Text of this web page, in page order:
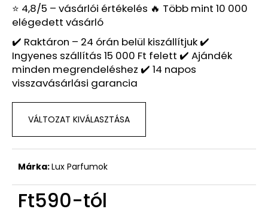
⭐ 4,8/5 – vásárlói értékelés 🔥 Több mint 10 000
elégedett vásárló
✔️ Raktáron – 24 órán belül kiszállítjuk ✔️
Ingyenes szállítás 15 000 Ft felett ✔️ Ajándék
minden megrendeléshez ✔️ 14 napos
visszavásárlási garancia
VÁLTOZAT KIVÁLASZTÁSA
Márka:Lux Parfumok
Ft590-tól
LUX
PARFUM
053
–
MY
WAY
FLORAL
IHLETTE
INSPIRÁLT
ILLAT
GIORGIO
Ft590